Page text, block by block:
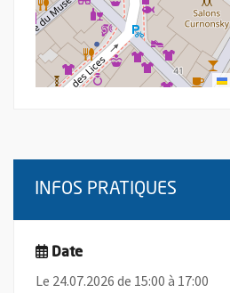
INFOS PRATIQUES
Date
Le 24.07.2026 de 15:00 à 17:00